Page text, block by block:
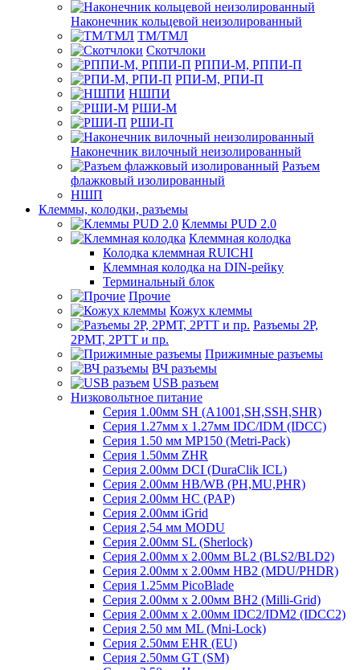
Наконечник кольцевой неизолированный
ТМ/ТМЛ
Скотчлоки
РППИ-М, РППИ-П
РПИ-М, РПИ-П
НШПИ
РШИ-М
РШИ-П
Наконечник вилочный неизолированный
Разъем
флажковый изолированный
НШП
Клеммы, колодки, разъемы
Клеммы PUD 2.0
Клеммная колодка
Колодка клеммная RUICHI
Клеммная колодка на DIN-рейку
Терминальный блок
Прочие
Кожух клеммы
Разъемы 2Р,
2РМТ, 2РТТ и пр.
Прижимные разъемы
ВЧ разъемы
USB разъем
Низковольтное питание
Серия 1.00мм SH (A1001,SH,SSH,SHR)
Серия 1.27мм x 1.27мм IDC/IDM (IDCC)
Серия 1.50 мм MP150 (Metri-Pack)
Серия 1.50мм ZHR
Серия 2.00мм DCI (DuraClik ICL)
Серия 2.00мм HB/WB (PH,MU,PHR)
Серия 2.00мм HC (PAP)
Серия 2.00мм iGrid
Серия 2,54 мм MODU
Серия 2.00мм SL (Sherlock)
Серия 2.00мм x 2.00мм BL2 (BLS2/BLD2)
Серия 2.00мм x 2.00мм HB2 (MDU/PHDR)
Серия 1.25мм PicoBlade
Серия 2.00мм х 2.00мм BH2 (Milli-Grid)
Серия 2.00мм х 2.00мм IDC2/IDM2 (IDCC2)
Серия 2.50 мм ML (Mni-Lock)
Серия 2.50мм EHR (EU)
Серия 2.50мм GT (SM)